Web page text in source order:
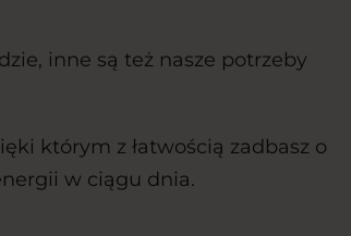
inne są też nasze potrzeby
którym z łatwością zadbasz o
w ciągu dnia.